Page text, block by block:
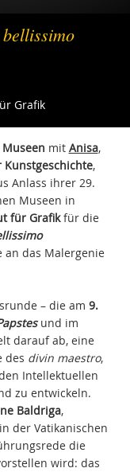
Grafik
mit Anisa,
,
Anlass ihrer 29.
Museen in
für Grafikfür die
an das Malergenie
– die am 9.
und im
darauf ab, eine
des divin maestro,
Intellektuellen
zu entwickeln.
Baldriga,
der Vatikanischen
die
wird: das